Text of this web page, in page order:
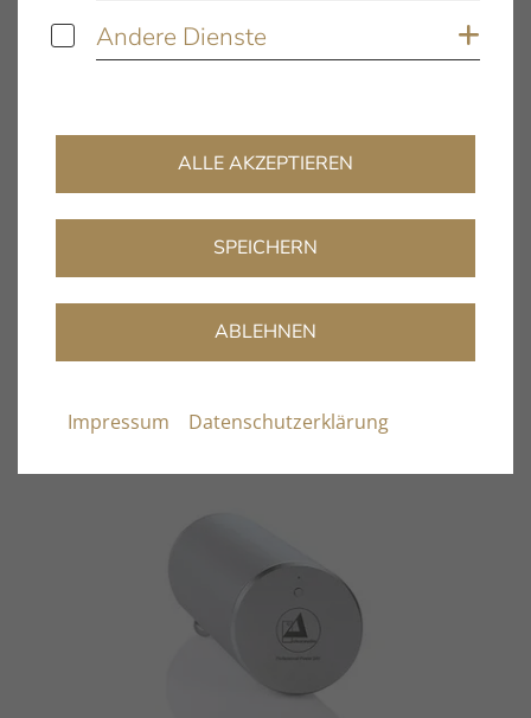
Balance Reference Phono
Andere Dienste
Andere Dienste
ALLE AKZEPTIEREN
SPEICHERN
ABLEHNEN
Impressum Datenschutzerklärung